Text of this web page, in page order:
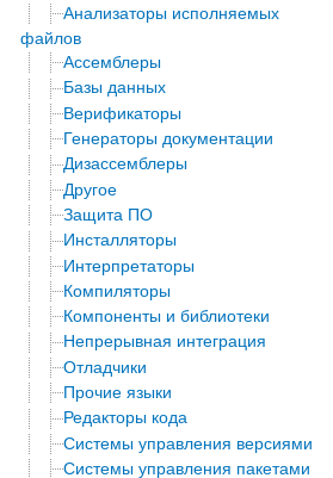
Анализаторы исполняемых
файлов
Ассемблеры
Базы данных
Верификаторы
Генераторы документации
Дизассемблеры
Другое
Защита ПО
Инсталляторы
Интерпретаторы
Компиляторы
Компоненты и библиотеки
Непрерывная интеграция
Отладчики
Прочие языки
Редакторы кода
Системы управления версиями
Системы управления пакетами